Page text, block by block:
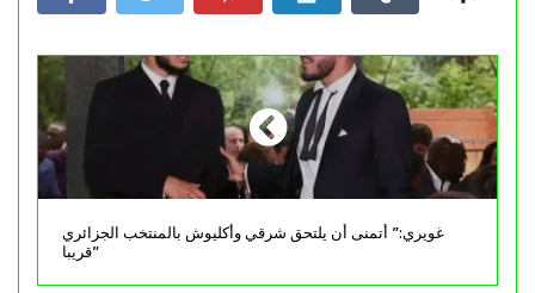
غويري:” أتمنى أن يلتحق شرقي وأكليوش بالمنتخب الجزائري
قريبا”